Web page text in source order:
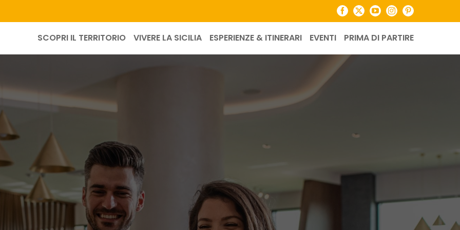
Facebook
X YouTubeInstagramPinterest
SCOPRI IL TERRITORIO VIVERE LA SICILIA ESPERIENZE & ITINERARI EVENTI PRIMA DI PARTIRE